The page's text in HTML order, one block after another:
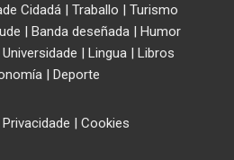
Cidadá | Traballo | Turismo
| Banda deseñada | Humor
Universidade | Lingua| Libros
| Deporte
Privacidade | Cookies